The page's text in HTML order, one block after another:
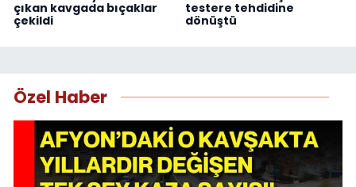
çıkan kavgada bıçaklar
çekildi
testere tehdidine
dönüştü
Özel Haber